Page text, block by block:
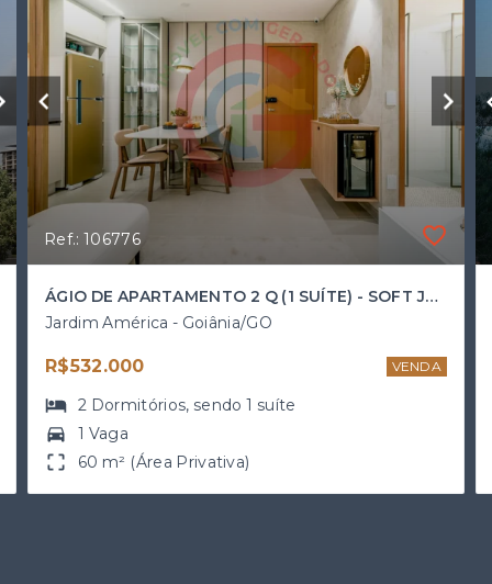
Ref.: 106776
ÁGIO DE APARTAMENTO 2 Q (1 SUÍTE) - SOFT JD. AMÉRICA
Jardim América - Goiânia/GO
R$532.000 VENDA
2 Dormitórios, sendo1 suíte
1 Vaga
60 m² (Área Privativa)